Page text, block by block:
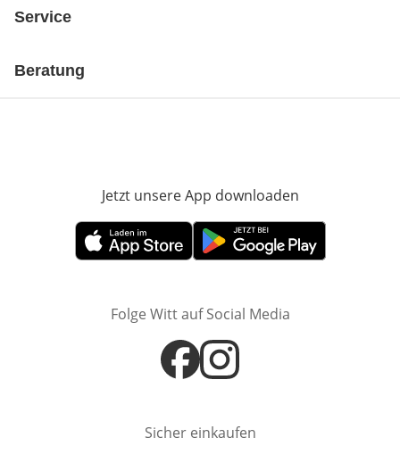
Service
Beratung
Jetzt unsere App downloaden
Öffnet in neuem FensterÖffnet in neuem Fenster
Folge Witt auf Social Media
Öffnet in neuem Fenster
Öffnet in neuem Fenster
Sicher einkaufen